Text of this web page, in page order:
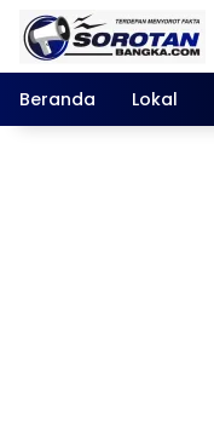
Langsung
konten
Beranda
Lokal